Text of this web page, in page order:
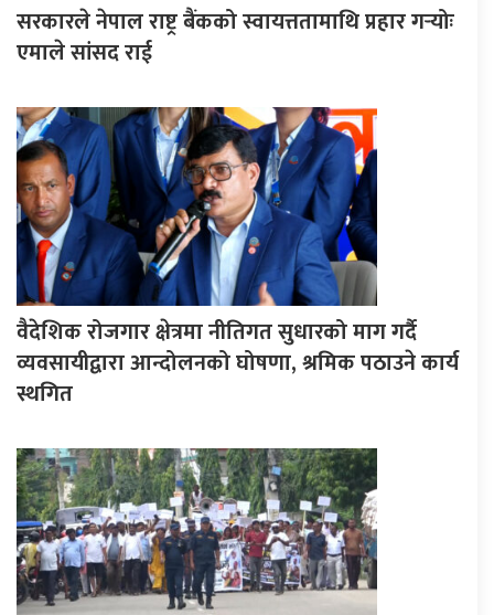
सरकारले नेपाल राष्ट्र बैंकको स्वायत्ततामाथि प्रहार गर्‍योः
एमाले सांसद राई
वैदेशिक रोजगार क्षेत्रमा नीतिगत सुधारको माग गर्दै
व्यवसायीद्वारा आन्दोलनको घोषणा, श्रमिक पठाउने कार्य
स्थगित